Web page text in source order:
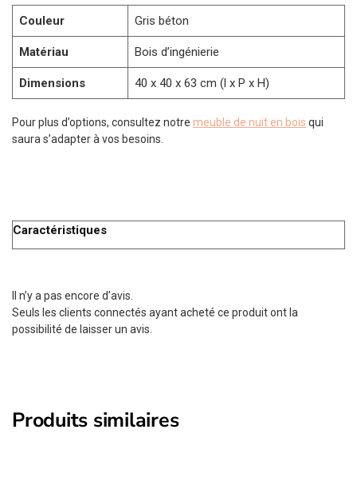
Couleur Gris béton
Matériau Bois d’ingénierie
Dimensions 40 x 40 x 63 cm (l x P x H)
Pour plus d’options, consultez notre meuble de nuit en bois qui
saura s’adapter à vos besoins.
Caractéristiques
Il n’y a pas encore d’avis.
Seuls les clients connectés ayant acheté ce produit ont la
possibilité de laisser un avis.
Produits similaires